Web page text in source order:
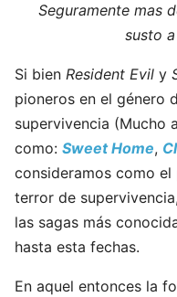
Seguramente mas
susto
Si bien Resident Evil y
pioneros en el género
supervivencia (Mucho
como: Sweet Home,
consideramos como
terror de
las sagas más
hasta esta fechas.
En aquel entonces la